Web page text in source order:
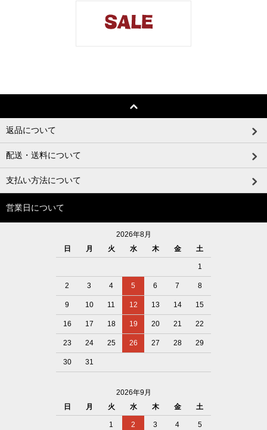
返品について
配送・送料について
支払い方法について
営業日について
2026年8月
日
月 火 水 木 金 土
1
2 3 4 5 6 7 8
9 10 11 12 13 14 15
16 17 18 19 20 21 22
23 24 25 26 27 28 29
30 31
2026年9月
日
月 火 水 木 金 土
1 2 3 4 5